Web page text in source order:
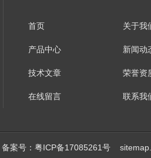
首页 关于我
产品中心 新闻动
技术文章 荣誉资
在线留言 联系我
备案号：粤ICP备17085261号